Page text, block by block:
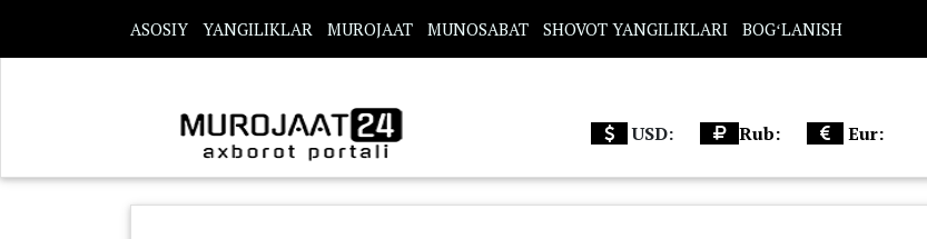
ASOSIY YANGILIKLAR MUROJAAT MUNOSABAT SHOVOT YANGILIKLARI BOGʻLANISH
USD: Rub: Eur: